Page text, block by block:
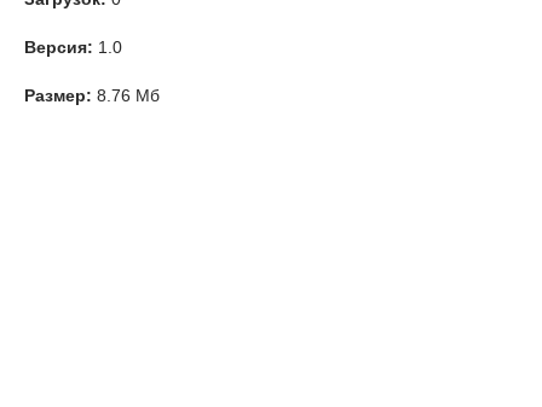
Версия: 1.0
Размер: 8.76 Мб